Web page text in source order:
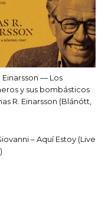
Einarsson — Los
y sus bombásticos
R. Einarsson (Blánótt,
– Aquí Estoy (Live